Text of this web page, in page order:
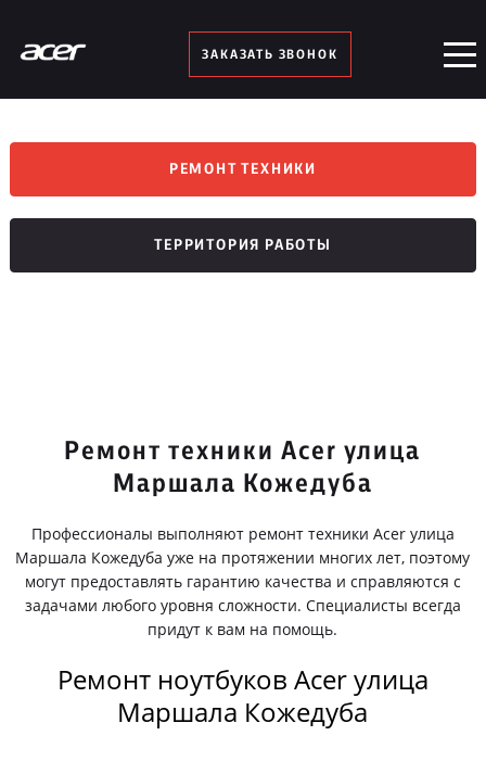
ЗАКАЗАТЬ ЗВОНОК
РЕМОНТ ТЕХНИКИ
ТЕРРИТОРИЯ РАБОТЫ
Ремонт техники Acer улица
Маршала Кожедуба
Профессионалы выполняют ремонт техники Acer улица
Маршала Кожедуба уже на протяжении многих лет, поэтому
могут предоставлять гарантию качества и справляются с
задачами любого уровня сложности. Специалисты всегда
придут к вам на помощь.
Ремонт ноутбуков Acer улица
Маршала Кожедуба